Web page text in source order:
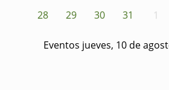
28
29 30 31 1
Eventos jueves, 10 de